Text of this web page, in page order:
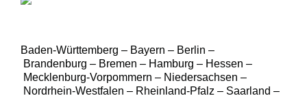
Baden-Württemberg – Bayern – Berlin –
Brandenburg – Bremen – Hamburg – Hessen –
Mecklenburg-Vorpommern – Niedersachsen –
Nordrhein-Westfalen – Rheinland-Pfalz – Saarland –